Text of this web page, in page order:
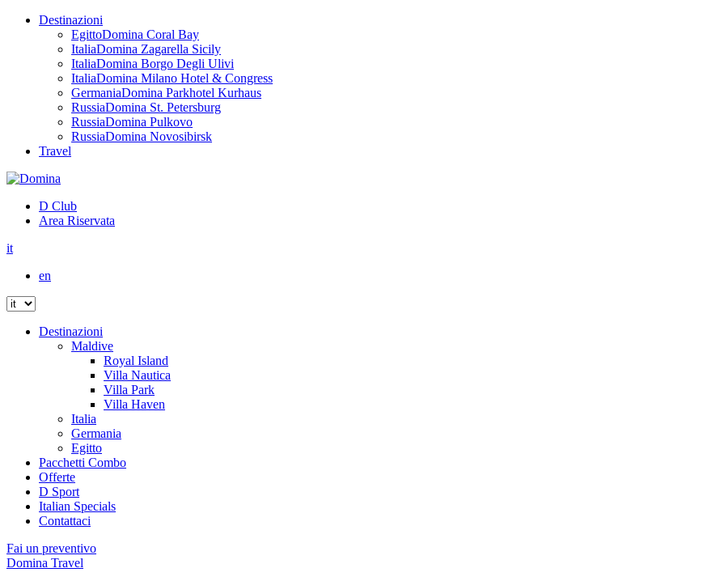
Destinazioni
EgittoDomina Coral Bay
ItaliaDomina Zagarella Sicily
ItaliaDomina Borgo Degli Ulivi
ItaliaDomina Milano Hotel & Congress
GermaniaDomina Parkhotel Kurhaus
RussiaDomina St. Petersburg
RussiaDomina Pulkovo
RussiaDomina Novosibirsk
Travel
D Club
Area Riservata
it
en
Destinazioni
Maldive
Royal Island
Villa Nautica
Villa Park
Villa Haven
Italia
Germania
Egitto
Pacchetti Combo
Offerte
D Sport
Italian Specials
Contattaci
Fai un preventivo
Domina Travel